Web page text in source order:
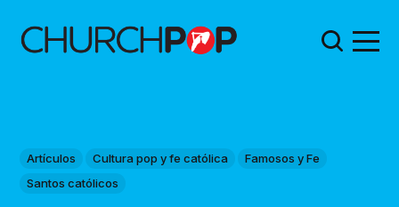
Artículos Cultura pop y fe católica
Famosos y Fe
Santos católicos